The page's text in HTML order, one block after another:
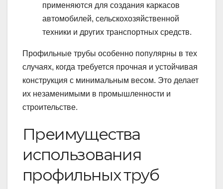
применяются для создания каркасов
автомобилей, сельскохозяйственной
техники и других транспортных средств.
Профильные трубы особенно популярны в тех
случаях, когда требуется прочная и устойчивая
конструкция с минимальным весом. Это делает
их незаменимыми в промышленности и
строительстве.
Преимущества
использования
профильных труб